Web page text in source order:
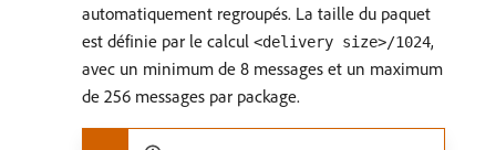
automatiquement regroupés. La taille du paquet
est définie par le calcul <delivery size>/1024,
avec un minimum de 8 messages et un maximum
de 256 messages par package.